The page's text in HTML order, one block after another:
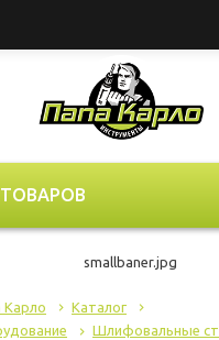
Карло
Каталог
Шлифовальные